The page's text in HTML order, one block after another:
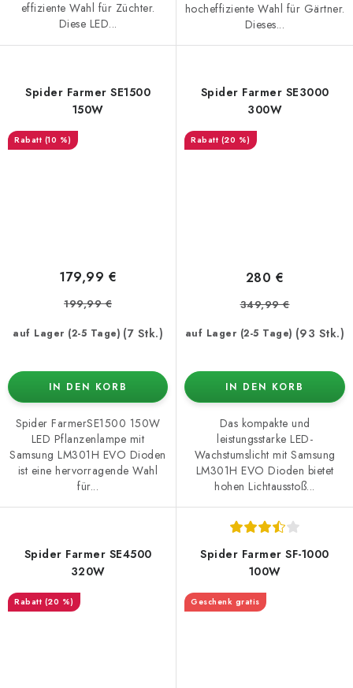
effiziente Wahl für Züchter.
Diese LED...
hocheffiziente Wahl für Gärtner.
Dieses...
Spider Farmer SE1500
150W
(10 %)
auf Lager (2-5 Tage) (7 Stk.)
179,99 €
199,99 €
IN DEN KORB
Spider FarmerSE1500 150W
LED Pflanzenlampe mit
Samsung LM301H EVO Dioden
ist eine hervorragende Wahl
für...
Spider Farmer SE3000
300W
(20 %)
auf Lager (2-5 Tage) (93 Stk.)
280 €
349,99 €
IN DEN KORB
Das kompakte und
leistungsstarke LED-
Wachstumslicht mit Samsung
LM301H EVO Dioden bietet
hohen Lichtausstoß...
Spider Farmer SE4500
320W
(20 %)
Spider Farmer SF-1000
100W
Geschenk gratis